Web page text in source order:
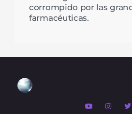
corrompido por las
farmacéuticas.